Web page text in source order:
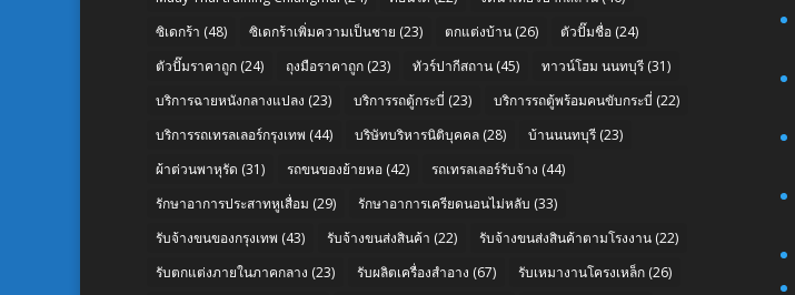
ซิเดกร้า (48) ซิเดกร้าเพิ่มความเป็นชาย (23) ตกแต่งบ้าน (26) ตัวปั๊มชื่อ (24)
ตัวปั๊มราคาถูก (24) ถุงมือราคาถูก (23) ทัวร์ปากีสถาน (45) ทาวน์โฮม นนทบุรี (31)
บริการฉายหนังกลางแปลง (23) บริการรถตู้กระบี่ (23) บริการรถตู้พร้อมคนขับกระบี่ (22)
บริการรถเทรลเลอร์กรุงเทพ (44) บริษัทบริหารนิติบุคคล (28) บ้านนนทบุรี (23)
ผ้าต่วนพาหุรัด (31) รถขนของย้ายหอ (42) รถเทรลเลอร์รับจ้าง (44)
รักษาอาการประสาทหูเสื่อม (29) รักษาอาการเครียดนอนไม่หลับ (33)
รับจ้างขนของกรุงเทพ (43) รับจ้างขนส่งสินค้า (22) รับจ้างขนส่งสินค้าตามโรงงาน (22)
รับตกแต่งภายในภาคกลาง (23) รับผลิตเครื่องสำอาง (67) รับเหมางานโครงเหล็ก (26)